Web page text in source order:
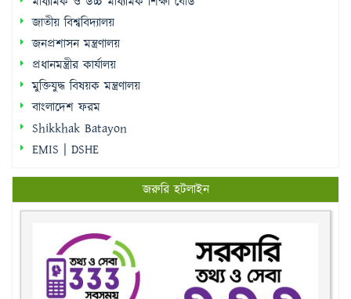
জাতীয় বিশ্ববিদ্যালয়
জনপ্রশাসন মন্ত্রণালয়
প্রধানমন্ত্রীর কার্যালয়
মুক্তিযুদ্ধ বিষয়ক মন্ত্রণালয়
বাংলাদেশ ফরম
Shikkhak Batayon
EMIS | DSHE
জরুরি হটলাইন